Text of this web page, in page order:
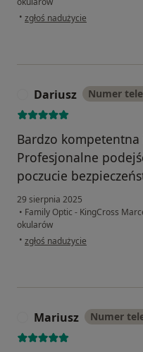
• w opinii użytkownika Ewa
zgłoś nadużycie
Dariusz Numer
Bardzo
Profesjonalne
poczucie
29 sierpnia 2025
• Family Optic - KingCross
okularów
• w opinii użytkownika Dariusz
zgłoś nadużycie
Mariusz Numer